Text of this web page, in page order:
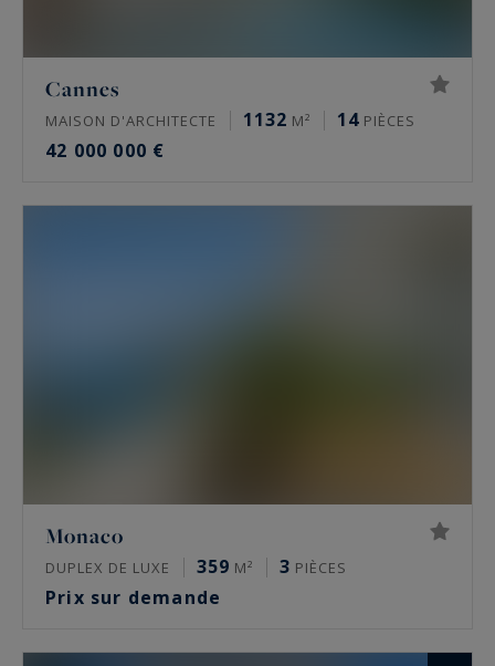
Cannes
MAISON D'ARCHITECTE 1132 M² 14 PIÈCES
42 000 000 €
Monaco
DUPLEX DE LUXE 359 M² 3 PIÈCES
Prix sur demande